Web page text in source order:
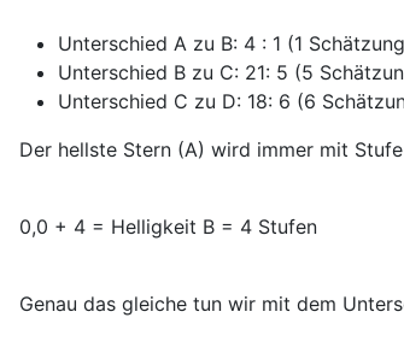
Unterschied A zu B: 4 : 1 (1
Unterschied B zu C: 21: 5 (5
Unterschied C zu D: 18: 6 (6
Der hellste Stern (A) wird immer mit
0,0 + 4 = Helligkeit B = 4 Stufen
Genau das gleiche tun wir mit dem